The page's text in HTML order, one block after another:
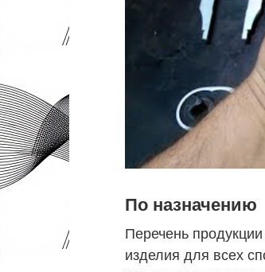
По назначению
Перечень
изделия для всех